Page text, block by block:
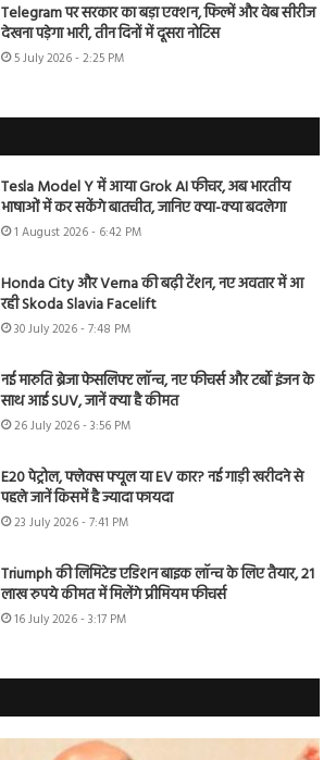
Telegram पर सरकार का बड़ा एक्शन, फिल्में और वेब सीरीज
देखना पड़ेगा भारी, तीन दिनों में दूसरा नोटिस
5 July 2026 - 2:25 PM
Tesla Model Y में आया Grok AI फीचर, अब भारतीय
भाषाओं में कर सकेंगे बातचीत, जानिए क्या-क्या बदलेगा
1 August 2026 - 6:42 PM
Honda City और Verna की बढ़ी टेंशन, नए अवतार में आ
रही Skoda Slavia Facelift
30 July 2026 - 7:48 PM
नई मारुति ब्रेजा फेसलिफ्ट लॉन्च, नए फीचर्स और टर्बो इंजन के
साथ आई SUV, जानें क्या है कीमत
26 July 2026 - 3:56 PM
E20 पेट्रोल, फ्लेक्स फ्यूल या EV कार? नई गाड़ी खरीदने से
पहले जानें किसमें है ज्यादा फायदा
23 July 2026 - 7:41 PM
Triumph की लिमिटेड एडिशन बाइक लॉन्च के लिए तैयार, 21
लाख रुपये कीमत में मिलेंगे प्रीमियम फीचर्स
16 July 2026 - 3:17 PM